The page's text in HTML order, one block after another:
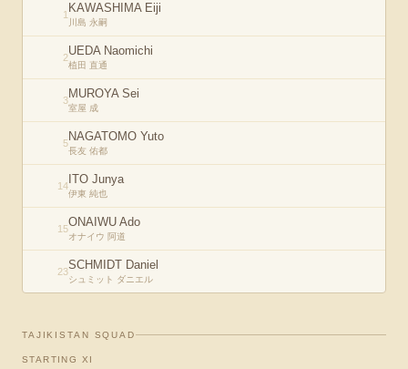
1 KAWASHIMA Eiji
川島 永嗣
2UEDA Naomichi
植田 直通
3MUROYA Sei
室屋 成
5NAGATOMO Yuto
長友 佑都
14 ITO Junya
伊東 純也
15ONAIWU Ado
オナイウ 阿道
23SCHMIDT Daniel
シュミット ダニエル
TAJIKISTAN SQUAD
STARTING XI